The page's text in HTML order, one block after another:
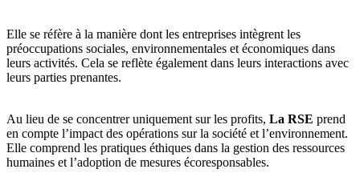
Elle se réfère à la manière dont les entreprises intègrent les
préoccupations sociales, environnementales et économiques dans
leurs activités. Cela se reflète également dans leurs interactions avec
leurs parties prenantes.
Au lieu de se concentrer uniquement sur les profits, La RSE prend
en compte l’impact des opérations sur la société et l’environnement.
Elle comprend les pratiques éthiques dans la gestion des ressources
humaines et l’adoption de mesures écoresponsables.